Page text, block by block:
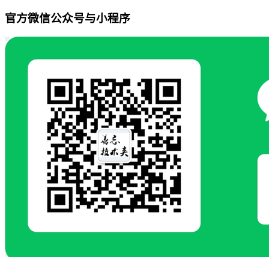
官方微信公众号与小程序